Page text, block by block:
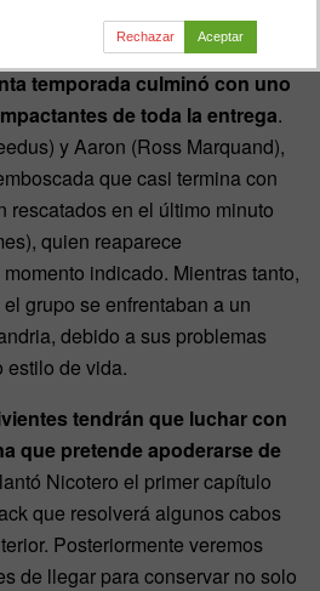
temporada culminó con uno
de toda la entrega.
y Aaron (Ross Marquand),
que casi termina con
rescatados en el último minuto
quien reaparece
indicado. Mientras tanto,
grupo se enfrentaban a un
debido a sus problemas
estilo de vida.
tendrán que luchar con
que pretende apoderarse de
Nicotero el primer capítulo
que resolverá algunos cabos
Posteriormente veremos
de llegar para conservar no solo
Rechazar Aceptar